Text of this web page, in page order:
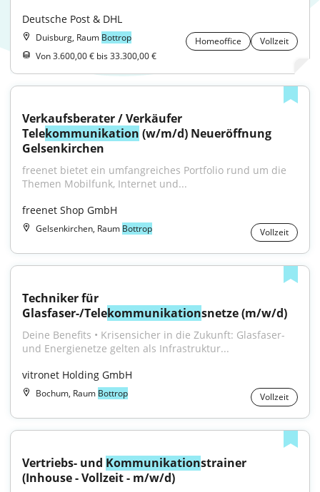
Deutsche Post & DHL
Duisburg, Raum Bottrop Homeoffice
Vollzeit
Von 3.600,00 € bis 33.300,00 €
Verkaufsberater / Verkäufer
Telekommunikation (w/m/d) Neueröffnung
Gelsenkirchen
freenet bietet ein umfangreiches Portfolio rund um die
Themen Mobilfunk, Internet und...
freenet Shop GmbH
Gelsenkirchen, Raum Bottrop Vollzeit
Techniker für
Glasfaser-/Telekommunikationsnetze (m/w/d)
Deine Benefits • Krisensicher in die Zukunft: Glasfaser-
und Energienetze gelten als Infrastruktur...
vitronet Holding GmbH
Bochum, Raum Bottrop Vollzeit
Vertriebs- und Kommunikationstrainer
(Inhouse - Vollzeit - m/w/d)